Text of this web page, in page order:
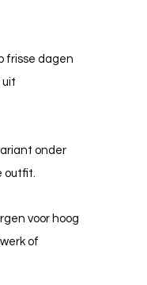
frisse dagen
uit
onder
outfit.
voor hoog
of